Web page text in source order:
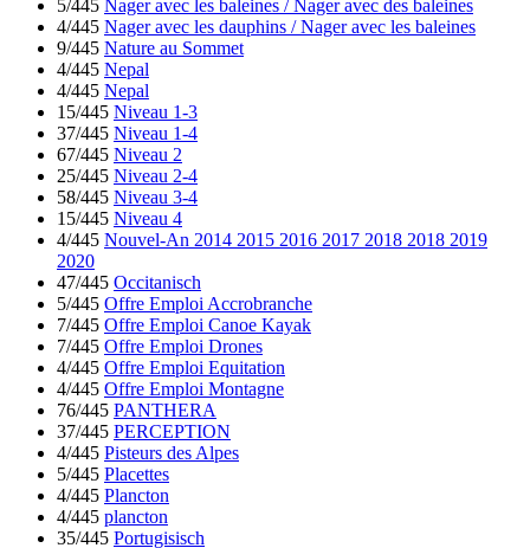
5/445 Nager avec les baleines / Nager avec des baleines
4/445 Nager avec les dauphins / Nager avec les baleines
9/445 Nature au Sommet
4/445 Nepal
4/445 Nepal
15/445 Niveau 1-3
37/445 Niveau 1-4
67/445 Niveau 2
25/445 Niveau 2-4
58/445 Niveau 3-4
15/445 Niveau 4
4/445 Nouvel-An 2014 2015 2016 2017 2018 2018 2019
2020
47/445 Occitanisch
5/445 Offre Emploi Accrobranche
7/445 Offre Emploi Canoe Kayak
7/445 Offre Emploi Drones
4/445 Offre Emploi Equitation
4/445 Offre Emploi Montagne
76/445 PANTHERA
37/445 PERCEPTION
4/445 Pisteurs des Alpes
5/445 Placettes
4/445 Plancton
4/445 plancton
35/445 Portugisisch